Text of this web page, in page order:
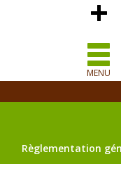
MENU
Règlementation